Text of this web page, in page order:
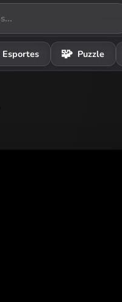
Esportes 🧩 Puzzle